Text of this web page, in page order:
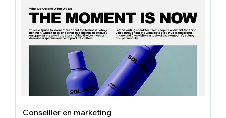
Conseiller en marketing